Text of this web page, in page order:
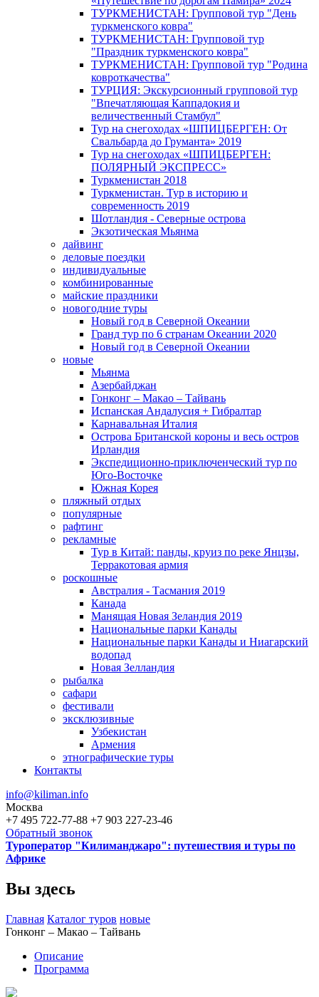
ТУРКМЕНИСТАН: Групповой тур "День
туркменского ковра"
ТУРКМЕНИСТАН: Групповой тур
"Праздник туркменского ковра"
ТУРКМЕНИСТАН: Групповой тур "Родина
ковроткачества"
ТУРЦИЯ: Экскурсионный групповой тур
"Впечатляющая Каппадокия и
величественный Стамбул"
Тур на снегоходах «ШПИЦБЕРГЕН: От
Свальбарда до Груманта» 2019
Тур на снегоходах «ШПИЦБЕРГЕН:
ПОЛЯРНЫЙ ЭКСПРЕСС»
Туркменистан 2018
Туркменистан. Тур в историю и
современность 2019
Шотландия - Северные острова
Экзотическая Мьянма
дайвинг
деловые поездки
индивидуальные
комбинированные
майские праздники
новогодние туры
Новый год в Северной Океании
Гранд тур по 6 странам Океании 2020
Новый год в Северной Океании
новые
Мьянма
Азербайджан
Гонконг – Макао – Тайвань
Испанская Андалусия + Гибралтар
Карнавальная Италия
Острова Британской короны и весь остров
Ирландия
Экспедиционно-приключенческий тур по
Юго-Восточке
Южная Корея
пляжный отдых
популярные
рафтинг
рекламные
Тур в Китай: панды, круиз по реке Янцзы,
Терракотовая армия
роскошные
Австралия - Тасмания 2019
Канада
Манящая Новая Зеландия 2019
Национальные парки Канады
Национальные парки Канады и Ниагарский
водопад
Новая Зелландия
рыбалка
сафари
фестивали
эксклюзивные
Узбекистан
Армения
этнографические туры
Контакты
info@kiliman.info
Москва
+7 495 722-77-88 +7 903 227-23-46
Обратный звонок
Туроператор "Килиманджаро": путешествия и туры по
Африке
Вы здесь
Главная Каталог туров новые
Гонконг – Макао – Тайвань
Описание
Программа